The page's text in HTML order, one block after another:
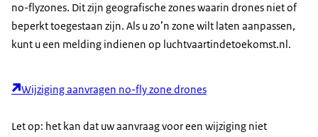
no-flyzones. Dit zijn geografische zones waarin drones niet of
beperkt toegestaan zijn. Als u zo’n zone wilt laten aanpassen,
kunt u een melding indienen op luchtvaartindetoekomst.nl.
Wijziging aanvragen no-fly zone drones
Let op: het kan dat uw aanvraag voor een wijziging niet